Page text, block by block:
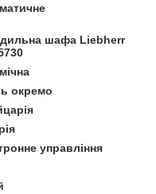
шафа Liebherr
окремо
управління